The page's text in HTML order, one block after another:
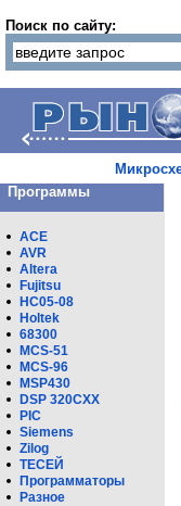
Поиск по сайту:
Программы
ACE
AVR
Altera
Fujitsu
HC05-08
Holtek
68300
MCS-51
MCS-96
MSP430
DSP 320CXX
PIC
Siemens
Zilog
ТЕСЕЙ
Программаторы
Разное